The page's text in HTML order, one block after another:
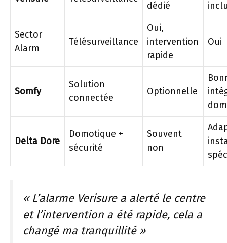
dédié
Sector
Alarm
Télésurveillance
Oui,
intervention
rapide
Oui
Somfy
Solution
connectée
Optionnelle
Delta Dore
Domotique +
sécurité
Souvent
non
« L’alarme Verisure a alerté le centre
et l’intervention a été rapide, cela a
changé ma tranquillité »